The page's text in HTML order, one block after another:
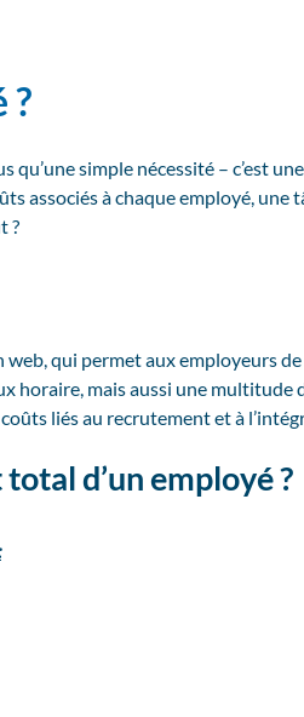
?
simple nécessité – c’est
associés à chaque employé,
?
qui permet aux employeurs
mais aussi une multitude
liés au recrutement et à
d’un employé ?